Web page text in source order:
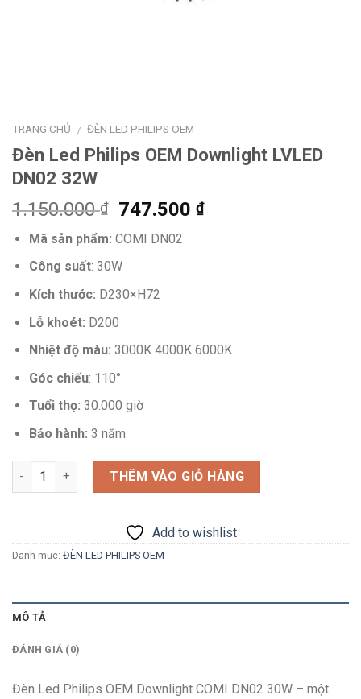
TRANG CHỦ / ĐÈN LED PHILIPS OEM
Đèn Led Philips OEM Downlight LVLED
DN02 32W
1.150.000₫
Giá
gốc
là:
1.150.000 ₫.
747.500₫Giá
Mã sản phẩm: COMI DN02
Công suất: 30W
Kích thước: D230×H72
Lỗ khoét: D200
Nhiệt độ màu: 3000K 4000K 6000K
Góc chiếu: 110°
Tuổi thọ: 30.000 giờ
Bảo hành: 3 năm
Số lượng THÊM VÀO GIỎ HÀNG
Add to wishlist
Danh mục: ĐÈN LED PHILIPS OEM
MÔ TẢ
ĐÁNH GIÁ (0)
Đèn Led Philips OEM Downlight COMI DN02 30W – một